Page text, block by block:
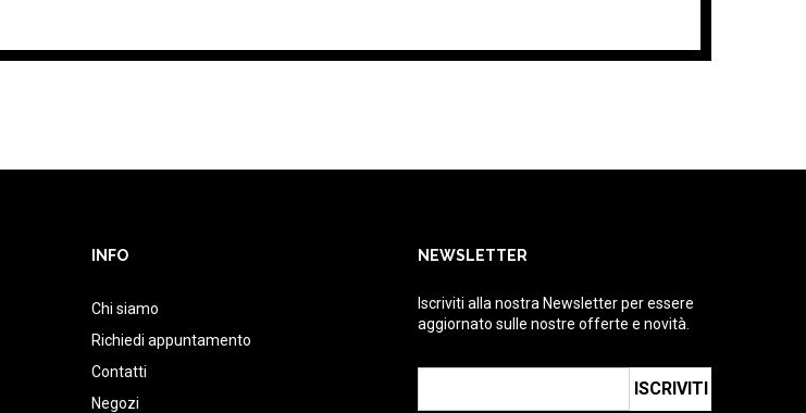
INFO
Chi siamo
Richiedi appuntamento
Contatti
Negozi
NEWSLETTER
Iscriviti alla nostra Newsletter per essere
aggiornato sulle nostre offerte e novità.
ISCRIVITI